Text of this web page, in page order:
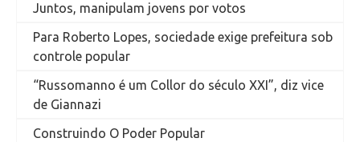
Juntos, manipulam jovens por votos
Para Roberto Lopes, sociedade exige prefeitura sob
controle popular
“Russomanno é um Collor do século XXI”, diz vice
de Giannazi
Construindo O Poder Popular